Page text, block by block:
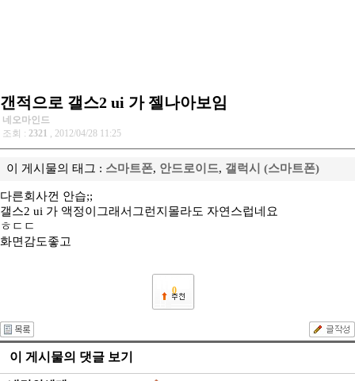
갠적으로 갤스2 ui 가 젤나아보임
네오마인드
조회 : 2321 , 2012/04/28 11:25
이 게시물의 태그 : 스마트폰, 안드로이드, 갤럭시 (스마트폰)
다른회사껀 안습;;
갤스2 ui 가 액정이그래서그런지몰라도 자연스럽네요
ㅎㄷㄷ
화면감도좋고
0
이 게시물의 댓글 보기